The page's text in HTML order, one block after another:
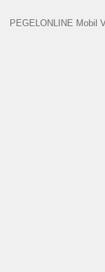
PEGELONLINE Mobil